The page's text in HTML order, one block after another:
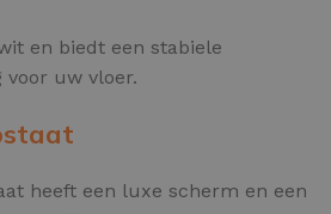
en biedt een stabiele
uw vloer.
heeft een luxe scherm en een